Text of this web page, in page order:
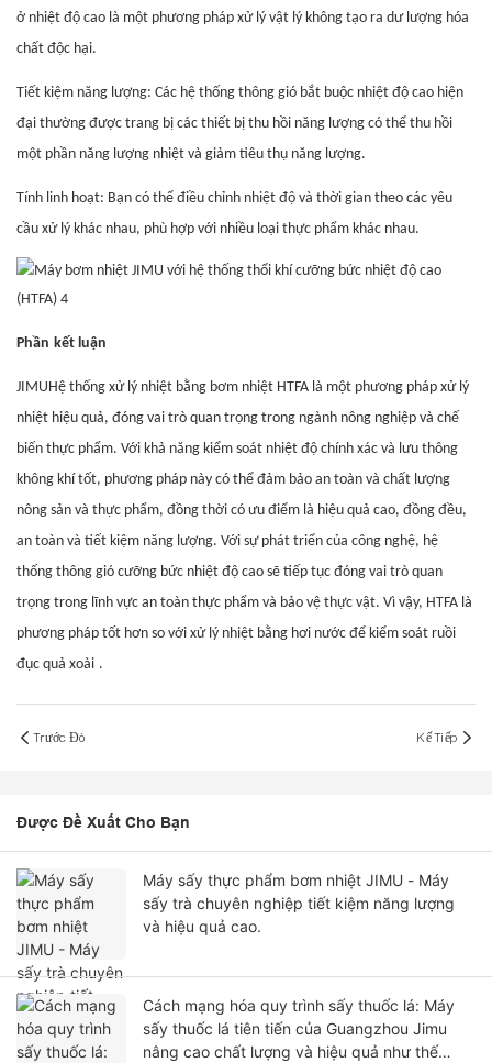
ở nhiệt độ cao là một phương pháp xử lý vật lý không tạo ra dư lượng hóa
chất độc hại.
Tiết kiệm năng lượng: Các hệ thống thông gió bắt buộc nhiệt độ cao hiện
đại thường được trang bị các thiết bị thu hồi năng lượng có thể thu hồi
một phần năng lượng nhiệt và giảm tiêu thụ năng lượng.
Tính linh hoạt: Bạn có thể điều chỉnh nhiệt độ và thời gian theo các yêu
cầu xử lý khác nhau, phù hợp với nhiều loại thực phẩm khác nhau.
Phần kết luận
JIMUHệ thống xử lý nhiệt bằng bơm nhiệt HTFA là một phương pháp xử lý
nhiệt hiệu quả, đóng vai trò quan trọng trong ngành nông nghiệp và chế
biến thực phẩm. Với khả năng kiểm soát nhiệt độ chính xác và lưu thông
không khí tốt, phương pháp này có thể đảm bảo an toàn và chất lượng
nông sản và thực phẩm, đồng thời có ưu điểm là hiệu quả cao, đồng đều,
an toàn và tiết kiệm năng lượng. Với sự phát triển của công nghệ, hệ
thống thông gió cưỡng bức nhiệt độ cao sẽ tiếp tục đóng vai trò quan
trọng trong lĩnh vực an toàn thực phẩm và bảo vệ thực vật. Vì vậy, HTFA là
phương pháp tốt hơn so với xử lý nhiệt bằng hơi nước để kiểm soát ruồi
đục quả xoài .
Trước Đó Kế Tiếp
Được Đề Xuất Cho Bạn
Máy sấy thực phẩm bơm nhiệt JIMU - Máy
sấy trà chuyên nghiệp tiết kiệm năng lượng
và hiệu quả cao.
Cách mạng hóa quy trình sấy thuốc lá: Máy
sấy thuốc lá tiên tiến của Guangzhou Jimu
nâng cao chất lượng và hiệu quả như thế